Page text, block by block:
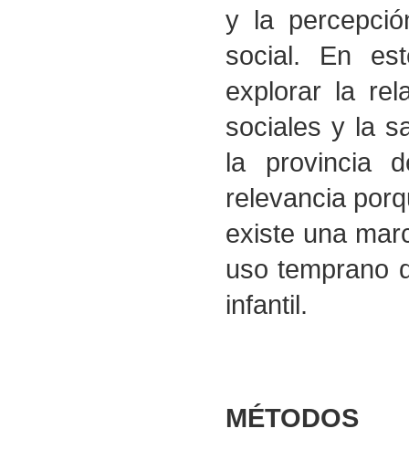
y la
social. En
explorar la
sociales y la
la provincia
relevancia
existe una
uso temprano
infantil.
MÉTODOS